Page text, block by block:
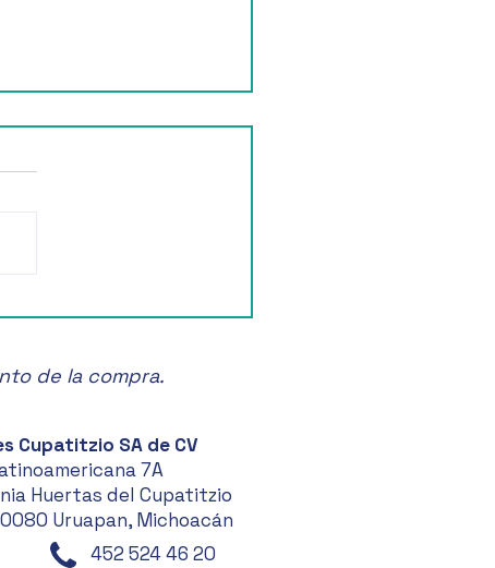
de la compra.
Cupatitzio SA de CV
7A
Huertas del Cupatitzio
Uruapan, Michoacán
452 524 46 20